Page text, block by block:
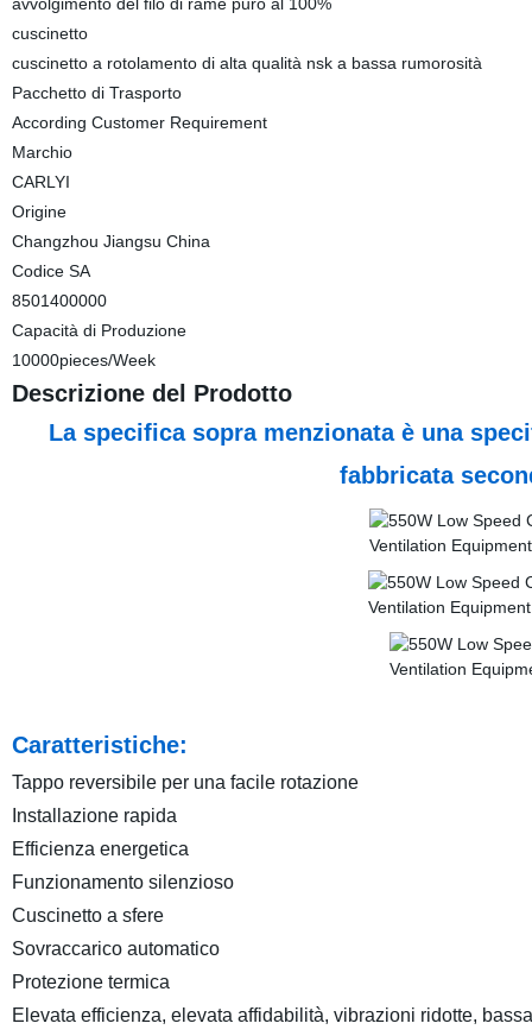
cuscinetto
cuscinetto a rotolamento di alta qualità nsk a bassa rumorosità
Pacchetto di Trasporto
According Customer Requirement
Marchio
CARLYI
Origine
Changzhou Jiangsu China
Codice SA
8501400000
Capacità di Produzione
10000pieces/Week
Descrizione del Prodotto
La specifica sopra menzionata è una
fabbricata
Caratteristiche:
Tappo reversibile per una facile rotazione
Installazione rapida
Efficienza energetica
Funzionamento silenzioso
Cuscinetto a sfere
Sovraccarico automatico
Protezione termica
Elevata efficienza, elevata affidabilità, vibrazioni ridotte,